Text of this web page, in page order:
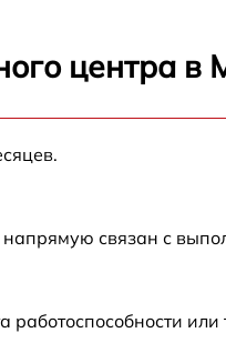
центра в
связан с